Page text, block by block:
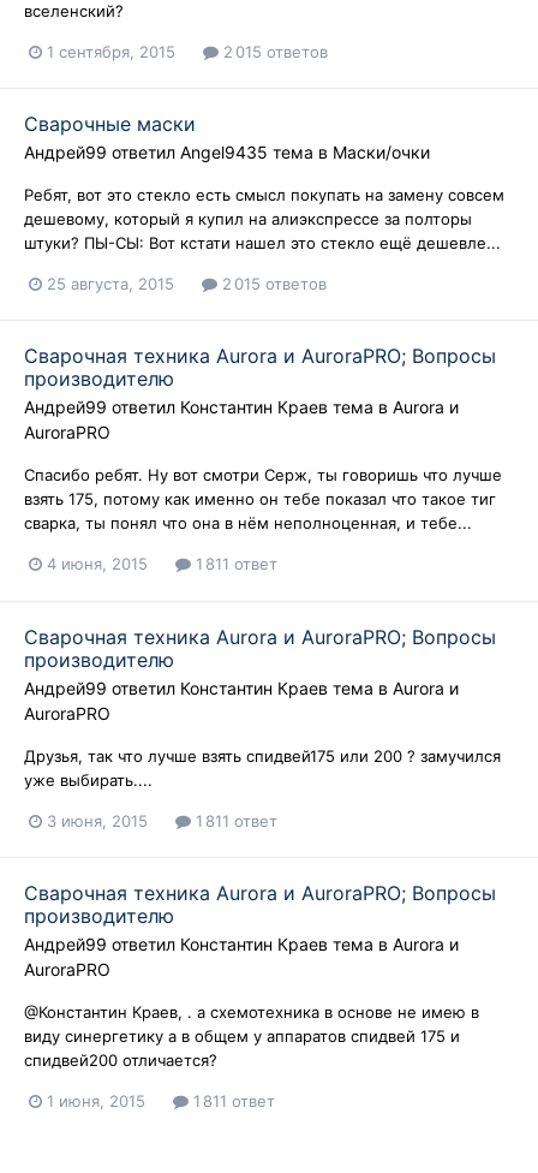
вселенский?
1 сентября, 2015 2 015 ответов
Сварочные маски
Андрей99 ответил Angel9435 тема в Маски/очки
Ребят, вот это стекло есть смысл покупать на замену совсем
дешевому, который я купил на алиэкспрессе за полторы
штуки? ПЫ-СЫ: Вот кстати нашел это стекло ещё дешевле...
25 августа, 2015 2 015 ответов
Сварочная техника Aurora и AuroraPRO; Вопросы
производителю
Андрей99 ответил Константин Краев тема в Aurora и
AuroraPRO
Спасибо ребят. Ну вот смотри Серж, ты говоришь что лучше
взять 175, потому как именно он тебе показал что такое тиг
сварка, ты понял что она в нём неполноценная, и тебе...
4 июня, 2015 1 811 ответ
Сварочная техника Aurora и AuroraPRO; Вопросы
производителю
Андрей99 ответил Константин Краев тема в Aurora и
AuroraPRO
Друзья, так что лучше взять спидвей175 или 200 ? замучился
уже выбирать....
3 июня, 2015 1 811 ответ
Сварочная техника Aurora и AuroraPRO; Вопросы
производителю
Андрей99 ответил Константин Краев тема в Aurora и
AuroraPRO
@Константин Краев, . а схемотехника в основе не имею в
виду синергетику а в общем у аппаратов спидвей 175 и
спидвей200 отличается?
1 июня, 2015 1 811 ответ